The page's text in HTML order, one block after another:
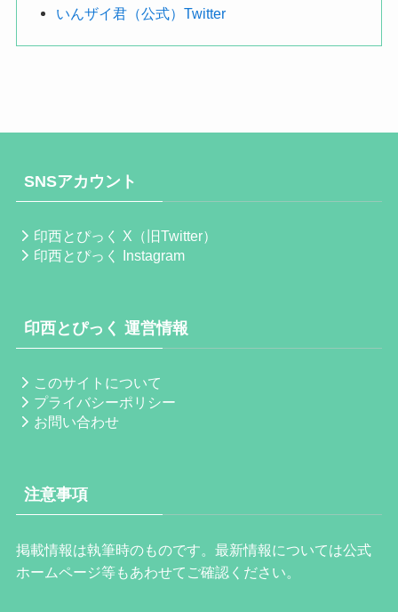
いんザイ君（公式）Twitter
SNSアカウント
印西とぴっく X（旧Twitter）
印西とぴっく Instagram
印西とぴっく 運営情報
このサイトについて
プライバシーポリシー
お問い合わせ
注意事項
掲載情報は執筆時のものです。最新情報については公式
ホームページ等もあわせてご確認ください。